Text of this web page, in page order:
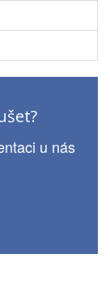
u nás